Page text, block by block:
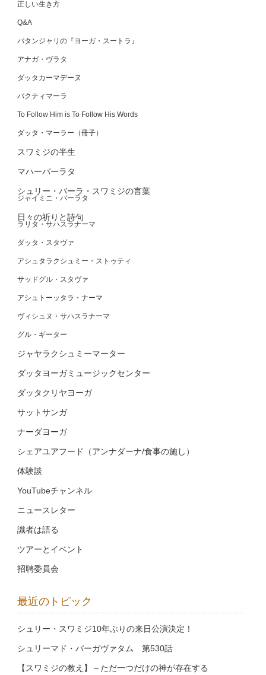
正しい生き方
Q&A
パタンジャリの『ヨーガ・スートラ』
アナガ・ヴラタ
ダッタカーマデーヌ
バクティマーラ
To Follow Him is To Follow His Words
ダッタ・マーラー（冊子）
スワミジの半生
マハーバーラタ
シュリー・バーラ・スワミジの言葉
ジャイミニ・バーラタ
日々の祈りと詩句
ラリタ・サハスラナーマ
ダッタ・スタヴァ
アシュタラクシュミー・ストゥティ
サッドグル・スタヴァ
アシュトーッタラ・ナーマ
ヴィシュヌ・サハスラナーマ
グル・ギーター
ジャヤラクシュミーマーター
ダッタヨーガミュージックセンター
ダッタクリヤヨーガ
サットサンガ
ナーダヨーガ
シェアユアフード（アンナダーナ/食事の施し）
体験談
YouTubeチャンネル
ニュースレター
識者は語る
ツアーとイベント
招聘委員会
最近のトピック
シュリー・スワミジ10年ぶりの来日公演決定！
シュリーマド・バーガヴァタム 第530話
【スワミジの教え】～ただ一つだけの神が存在する